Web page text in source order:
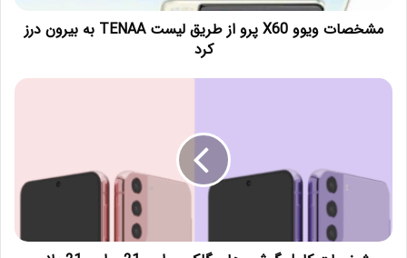
مشخصات ویوو X60 پرو از طریق لیست TENAA به بیرون درز
کرد